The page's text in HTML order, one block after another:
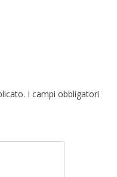
I campi obbligatori